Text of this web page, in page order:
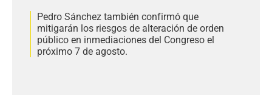
Pedro Sánchez también confirmó que
mitigarán los riesgos de alteración de orden
público en inmediaciones del Congreso el
próximo 7 de agosto.